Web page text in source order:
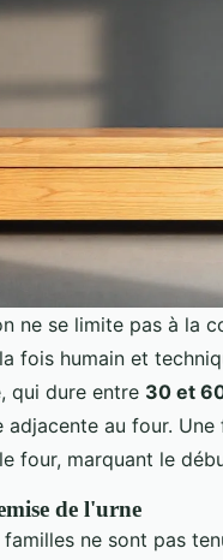
ne se limite pas à la
fois humain et
qui dure entre 30 et
adjacente au four.
four, marquant le
de l'urne
ne sont pas